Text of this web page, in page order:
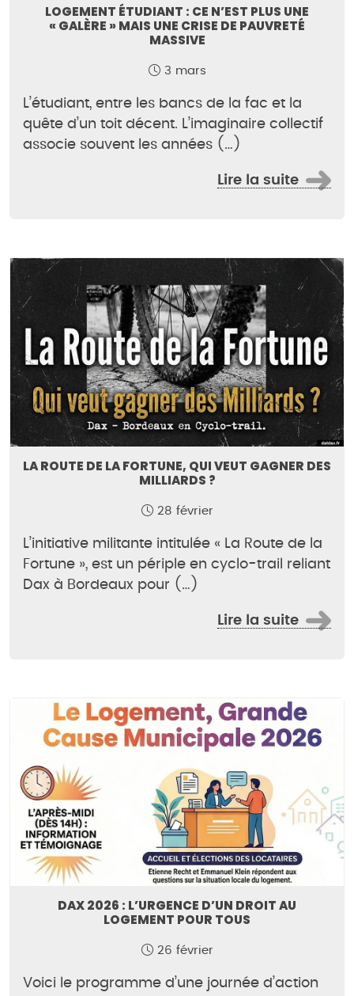
LOGEMENT ÉTUDIANT : CE N’EST PLUS UNE
« GALÈRE » MAIS UNE CRISE DE PAUVRETÉ
MASSIVE
3 mars
L’étudiant, entre les bancs de la fac et la
quête d’un toit décent. L’imaginaire collectif
associe souvent les années (…)
Lire la suite
LA ROUTE DE LA FORTUNE, QUI VEUT GAGNER DES
MILLIARDS ?
28 février
L’initiative militante intitulée « La Route de la
Fortune », est un périple en cyclo-trail reliant
Dax à Bordeaux pour (…)
Lire la suite
DAX 2026 : L’URGENCE D’UN DROIT AU
LOGEMENT POUR TOUS
26 février
Voici le programme d’une journée d’action